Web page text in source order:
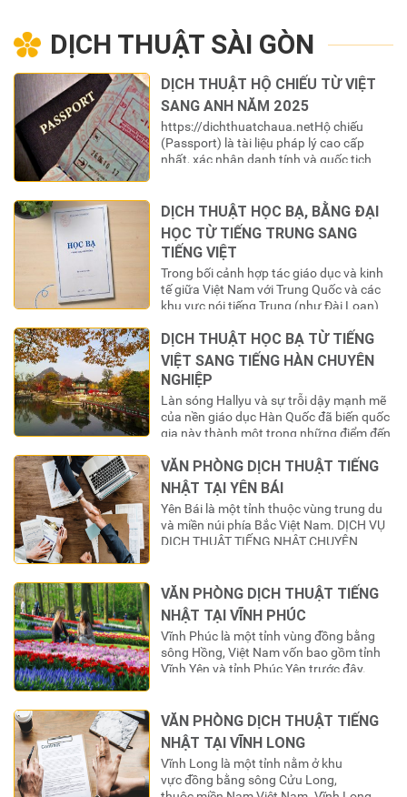
DỊCH THUẬT SÀI GÒN
DỊCH THUẬT HỘ CHIẾU TỪ VIỆT
SANG ANH NĂM 2025
https://dichthuatchaua.netHộ chiếu
(Passport) là tài liệu pháp lý cao cấp
nhất, xác nhận danh tính và quốc tịch
“chìa khóa” để mở ra cánh cửa thế
giới. Tuy nhiên, để “chìa khóa” này có giá
trị sử dụng trong các hệ thống…
DỊCH THUẬT HỌC BẠ, BẰNG ĐẠI
HỌC TỪ TIẾNG TRUNG SANG
TIẾNG VIỆT
Trong bối cảnh hợp tác giáo dục và kinh
tế giữa Việt Nam với Trung Quốc và các
khu vực nói tiếng Trung (như Đài Loan)
Việt Nam chọn đây là điểm đến học tập
không ngừng tăng lên. Khi hoàn thành
chương trình học, một…
DỊCH THUẬT HỌC BẠ TỪ TIẾNG
VIỆT SANG TIẾNG HÀN CHUYÊN
NGHIỆP
Làn sóng Hallyu và sự trỗi dậy mạnh mẽ
của nền giáo dục Hàn Quốc đã biến quốc
gia này thành một trong những điểm đến
Nam. Hàng năm, hàng chục ngàn bộ hồ
sơ được nộp vào các trường đại học
danh tiếng, tạo ra…
VĂN PHÒNG DỊCH THUẬT TIẾNG
NHẬT TẠI YÊN BÁI
Yên Bái là một tỉnh thuộc vùng trung du
và miền núi phía Bắc Việt Nam. DỊCH VỤ
DỊCH THUẬT TIẾNG NHẬT CHUYÊN
thuật tiếng Nhật tại YÊN BÁI là một công
ty cung cấp phiên dịch viên/thông dịch
viên chiếm hơn 50% thị phần và…
VĂN PHÒNG DỊCH THUẬT TIẾNG
NHẬT TẠI VĨNH PHÚC
Vĩnh Phúc là một tỉnh vùng đồng bằng
sông Hồng, Việt Nam vốn bao gồm tỉnh
Vĩnh Yên và tỉnh Phúc Yên trước đây.
tên gọi là tỉnh Vĩnh Phúc Yên. Vĩnh Phúc
là tỉnh nằm trong quy hoạch vùng thủ đô
Hà Nội.’ DỊCH VỤ DỊCH THUẬT TIẾNG
NHẬT CHUYÊN…
VĂN PHÒNG DỊCH THUẬT TIẾNG
NHẬT TẠI VĨNH LONG
Vĩnh Long là một tỉnh nằm ở khu
vực đồng bằng sông Cửu Long,